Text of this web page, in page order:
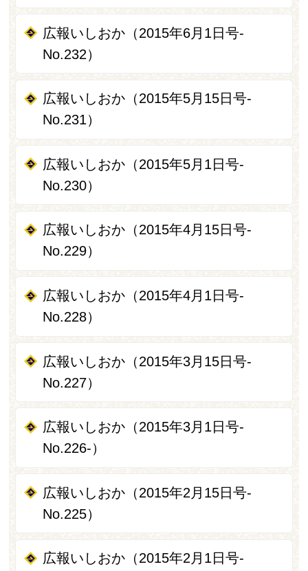
広報いしおか（2015年6月1日号-
No.232）
広報いしおか（2015年5月15日号-
No.231）
広報いしおか（2015年5月1日号‐
No.230）
広報いしおか（2015年4月15日号-
No.229）
広報いしおか（2015年4月1日号-
No.228）
広報いしおか（2015年3月15日号-
No.227）
広報いしおか（2015年3月1日号‐
No.226‐）
広報いしおか（2015年2月15日号-
No.225）
広報いしおか（2015年2月1日号-